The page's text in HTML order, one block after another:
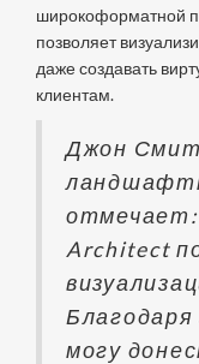
широкоформатной
позволяет
даже создавать
клиентам.
Джон
отмечает:
Architect
могу